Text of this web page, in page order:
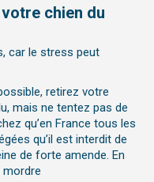
chien du
car le stress peut
retirez votre
mais ne tentez pas de
qu’en France tous les
qu’il est interdit de
de forte amende. En